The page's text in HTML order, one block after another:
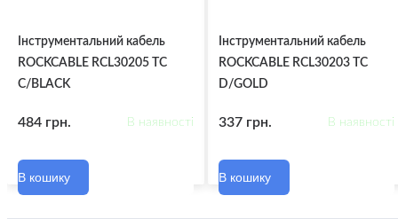
Інструментальний кабель
ROCKCABLE RCL30205 TC
C/BLACK
484 грн. В наявності
В кошику
Інструментальний кабель
ROCKCABLE RCL30203 TC
D/GOLD
337 грн. В наявності
В кошику